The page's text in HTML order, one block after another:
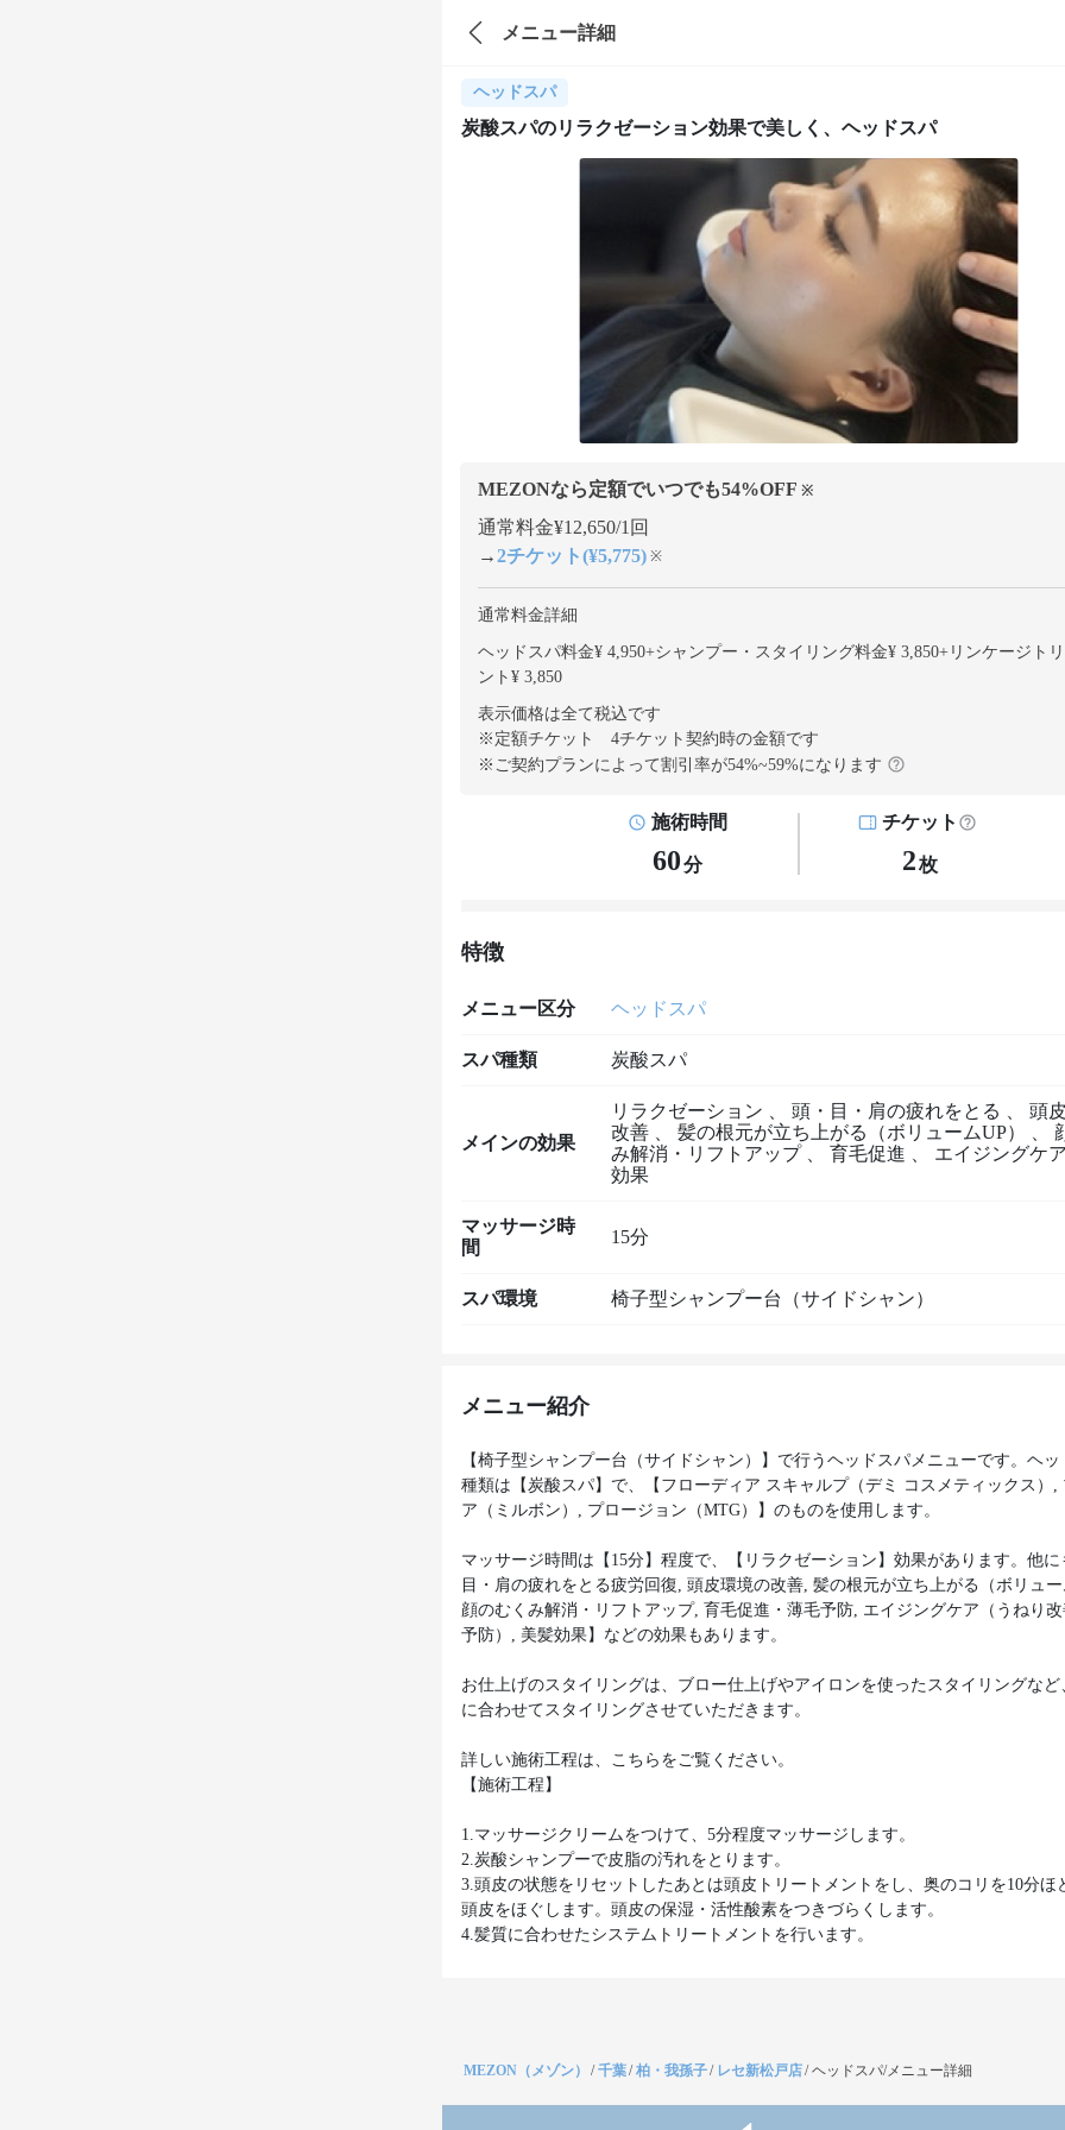
メニュー詳細
ヘッドスパ
炭酸スパのリラクゼーション効果で美しく、ヘッドスパ
MEZONなら定額でいつでも54%OFF ※
通常料金¥12,650/1回
→2チケット(¥5,775) ※
通常料金詳細
ヘッドスパ料金¥ 4,950+シャンプー・スタイリング料金¥ 3,850+ リンケージト
ント¥ 3,850
表示価格は全て税込です
※定額チケット 4チケット契約時の金額です
※ご契約プランによって割引率が54%~59%になります
施術時間
60分
チケット
2枚
特徴
メニュー区分 ヘッドスパ
スパ種類 炭酸スパ
メインの効果
リラクゼーション 頭・目・肩の疲れをとる
頭
改善
髪の根元が立ち上がる（ボリュームUP）
み解消・リフトアップ
育毛促進
エイジングケ
効果
マッサージ時
間
15分
スパ環境 椅子型シャンプー台（サイドシャン）
メニュー紹介
【椅子型シャンプー台（サイドシャン）】で行うヘッドスパメニューです。ヘ
種類は【炭酸スパ】で、【フローディア スキャルプ（デミ コスメティックス）,
ア（ミルボン）, プロージョン（MTG）】のものを使用します。
マッサージ時間は【15分】程度で、【リラクゼーション】効果があります。他に
目・肩の疲れをとる疲労回復, 頭皮環境の改善, 髪の根元が立ち上がる（ボリュ
顔のむくみ解消・リフトアップ, 育毛促進・薄毛予防, エイジングケア（うねり
予防）, 美髪効果】などの効果もあります。
お仕上げのスタイリングは、ブロー仕上げやアイロンを使ったスタイリングなど
に合わせてスタイリングさせていただきます。
詳しい施術工程は、こちらをご覧ください。
【施術工程】
1.マッサージクリームをつけて、5分程度マッサージします。
2.炭酸シャンプーで皮脂の汚れをとります。
3.頭皮の状態をリセットしたあとは頭皮トリートメントをし、奥のコリを10分ほ
頭皮をほぐします。頭皮の保湿・活性酸素をつきづらくします。
4.髪質に合わせたシステムトリートメントを行います。
MEZON（メゾン） /千葉/柏・我孫子/ レセ新松戸店/ヘッドスパ/メニュー詳細